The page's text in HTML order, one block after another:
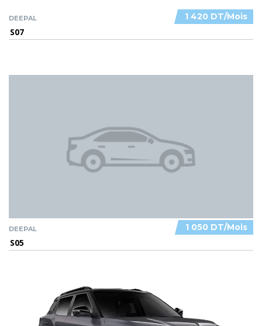
1 420 DT/Mois
DEEPAL
S07
1 050 DT/Mois
DEEPAL
S05